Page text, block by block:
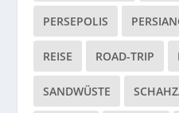
PERSEPOLIS
REISE ROAD-TRIP
SANDWÜSTE